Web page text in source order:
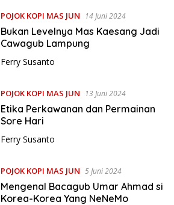
POJOK KOPI MAS JUN 14 Juni 2024
Bukan Levelnya Mas Kaesang Jadi
Cawagub Lampung
Ferry Susanto
POJOK KOPI MAS JUN 13 Juni 2024
Etika Perkawanan dan Permainan
Sore Hari
Ferry Susanto
POJOK KOPI MAS JUN 5 Juni 2024
Mengenal Bacagub Umar Ahmad si
Korea-Korea Yang NeNeMo